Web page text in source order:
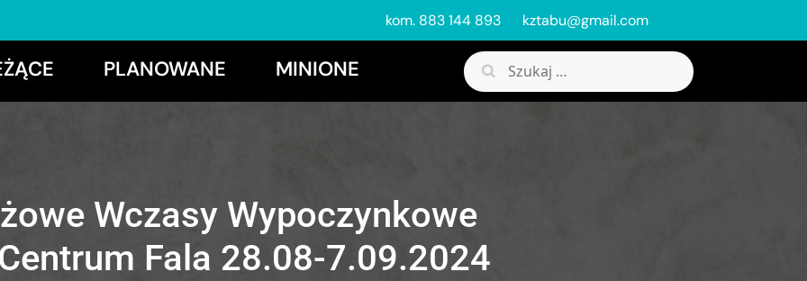
kom. 883 144 893 kztabu@gmail.com
PLANOWANE MINIONE Szukaj:
Wczasy Wypoczynkowe
Fala 28.08-7.09.2024